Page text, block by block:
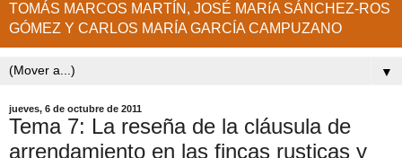
TOMÁS MARCOS MARTÍN, JOSÉ MARíA SÁNCHEZ-ROS
GÓMEZ Y CARLOS MARÍA GARCÍA CAMPUZANO
▼
jueves, 6 de octubre de 2011
Tema 7: La reseña de la cláusula de
arrendamiento en las fincas rusticas y